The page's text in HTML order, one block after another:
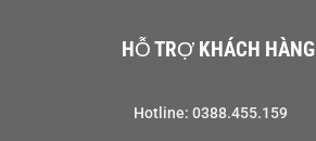
HỖ TRỢ KHÁCH HÀNG
Hotline: 0388.455.159